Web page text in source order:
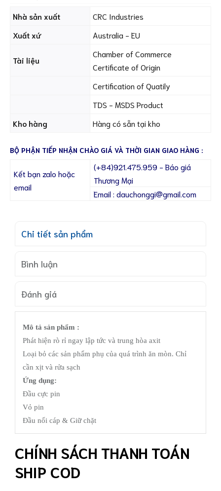
Nhà sản xuất
CRC Industries
Xuất xứ
Australia - EU
Tài liệu
Chamber of Commerce
Certificate of Origin
Certification of Quatily
TDS - MSDS Product
Kho hàng
Hàng có sẵn tại kho
BỘ PHẬN TIẾP NHẬN CHÀO GIÁ VÀ THỜI GIAN GIAO HÀNG :
Kết bạn zalo hoặc
email
(+84)921.475.959 - Báo giá
Thương Mại
Email : dauchonggi@gmail.com
Chi tiết sản phẩm
Bình luận
Đánh giá
Mô tả sản phẩm :
Phát hiện rò rỉ ngay lập tức và trung hòa axit
Loại bỏ các sản phẩm phụ của quá trình ăn mòn. Chỉ
cần xịt và rửa sạch
Ứng dụng:
Đầu cực pin
Vỏ pin
Đầu nối cáp & Giữ chặt
CHÍNH SÁCH THANH TOÁN
SHIP COD